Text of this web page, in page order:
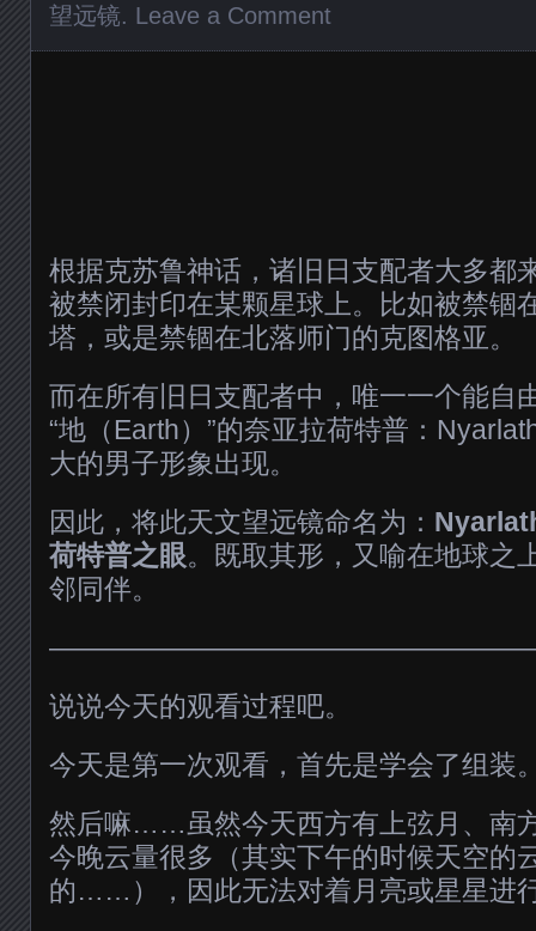
望远镜. Leave a Comment
根据克苏鲁神话，诸旧日支配者大多都
被禁闭封印在某颗星球上。比如被禁锢
塔，或是禁锢在北落师门的克图格亚。
而在所有旧日支配者中，唯一一个能自
“地（Earth）”的奈亚拉荷特普：
大的男子形象出现。
因此，将此天文望远镜命名为：
荷特普之眼。既取其形，又喻在地球之
邻同伴。
说说今天的观看过程吧。
今天是第一次观看，首先是学会了组装
然后嘛……虽然今天西方有上弦月、南
今晚云量很多（其实下午的时候天空的
的……），因此无法对着月亮或星星